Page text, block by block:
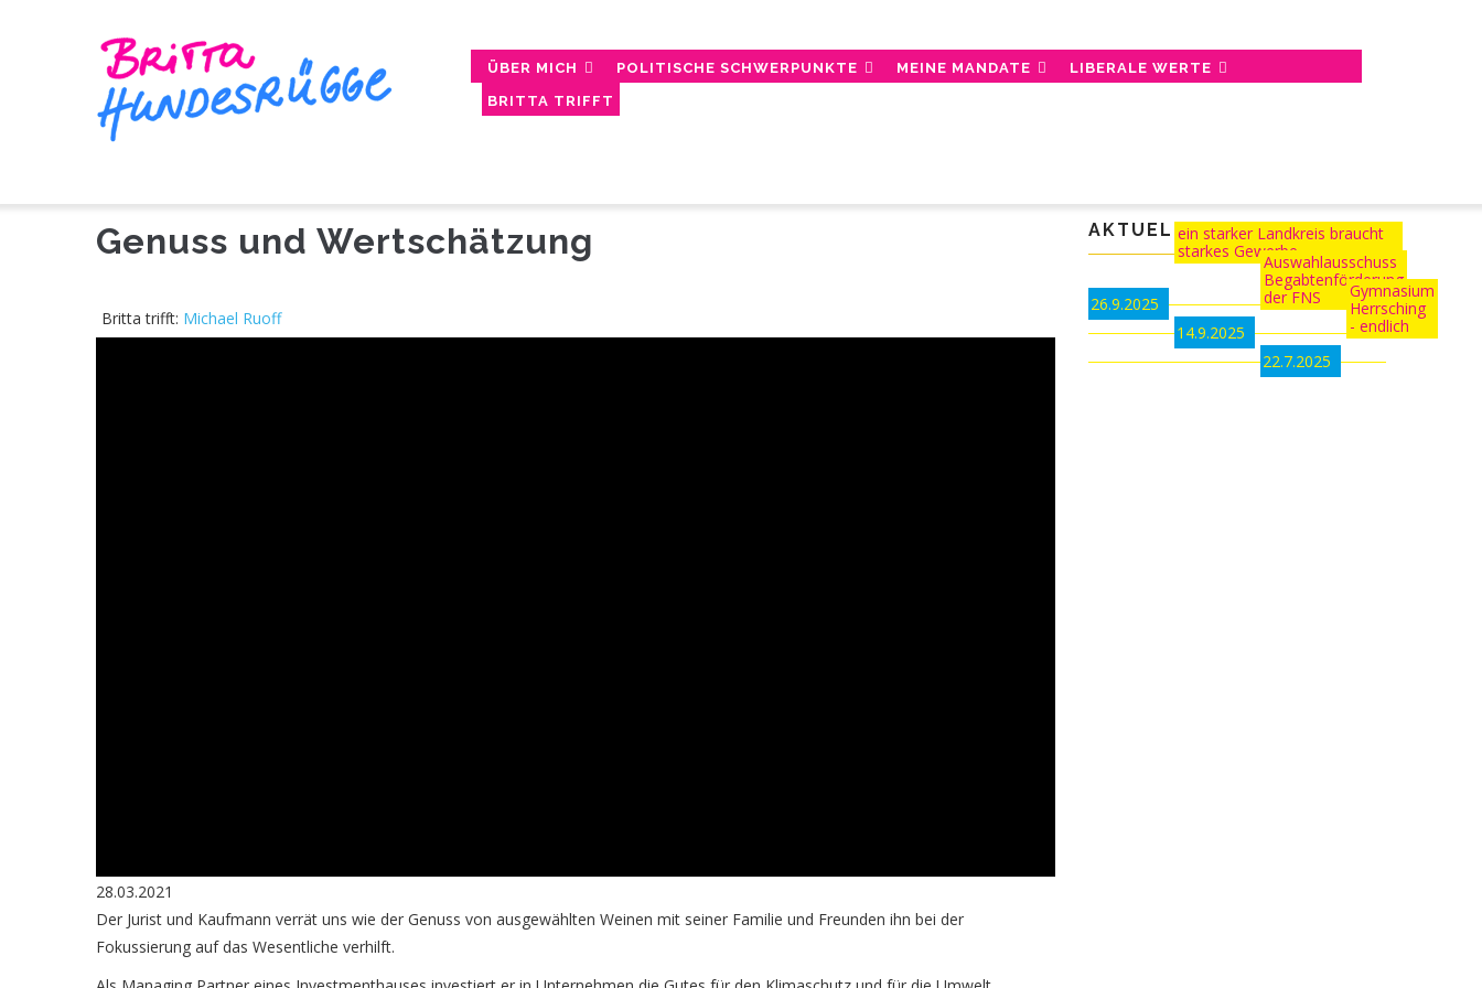
NAVIGATION
ÜBER MICH POLITISCHE SCHWERPUNKTE MEINE MANDATE
LIBERALE WERTE
BRITTA TRIFFT
Genuss und Wertschätzung
Michael Ruoff
28.03.2021
Der Jurist und Kaufmann verrät uns wie der Genuss von ausgewählten Weinen mit seiner Familie und Freunden ihn bei der
Fokussierung auf das Wesentliche verhilft.
AKTUELLES:
26.9.2025
ein starker Landkreis braucht
starkes Gewerbe
14.9.2025
Auswahlausschuss
Begabtenförderung
der FNS
22.7.2025
Gymnasium
Herrsching
- endlich